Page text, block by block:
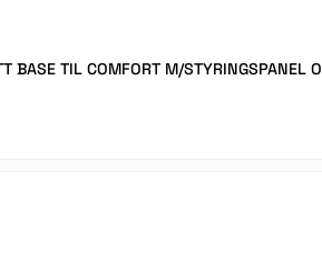
BASE TIL COMFORT M/STYRINGSPANEL